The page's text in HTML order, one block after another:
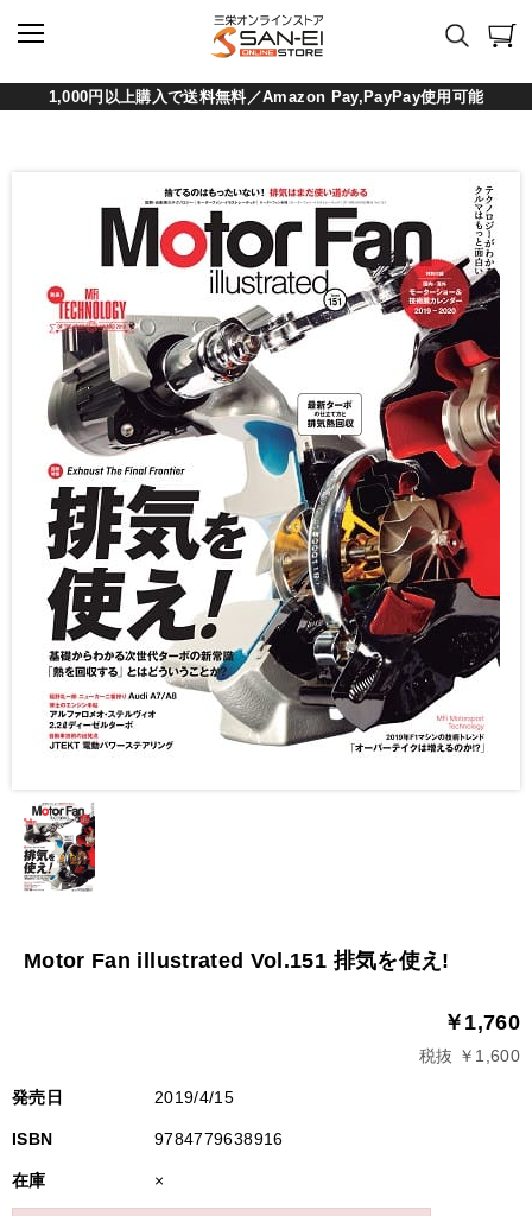
1,000円以上購入で送料無料／Amazon Pay,PayPay使用可能
Motor Fan illustrated Vol.151 排気を使え!
￥1,760
税抜 ￥1,600
発売日 2019/4/15
ISBN 9784779638916
在庫 ×